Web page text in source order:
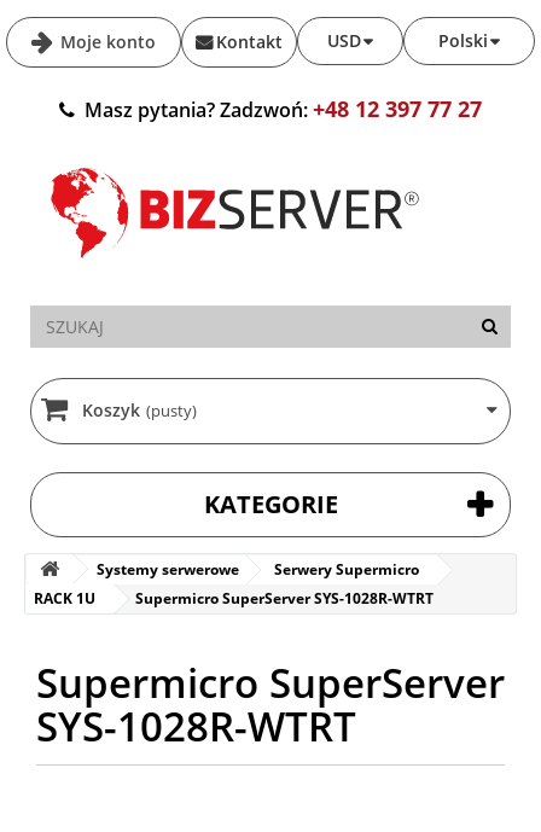
Moje konto Polski
USD
Kontakt
Masz pytania? Zadzwoń:+48 12 397 77 27
Koszyk (pusty)
KATEGORIE
Systemy serwerowe
Serwery Supermicro
RACK 1U
Supermicro SuperServer SYS-1028R-WTRT
Supermicro SuperServer
SYS-1028R-WTRT